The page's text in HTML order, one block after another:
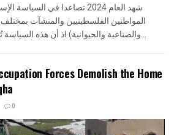
شهد العام 2024 تصاعدا في
المواطنين الفلسطينيين والمنشآت بمختلف
Forces Demolish the Home
0